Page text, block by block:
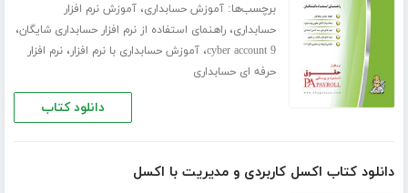
برچسب‌ها:آموزش حسابداری،آموزش نرم افزار
حسابداری،راهنمای استفاده از نرم افزار حسابداری شایگان،
cyber account 9،آموزش حسابداری با نرم افزار،نرم افزار
حرفه ای حسابداری
دانلود کتاب
دانلود کتاب اکسل کاربردی و مدیریت با اکسل